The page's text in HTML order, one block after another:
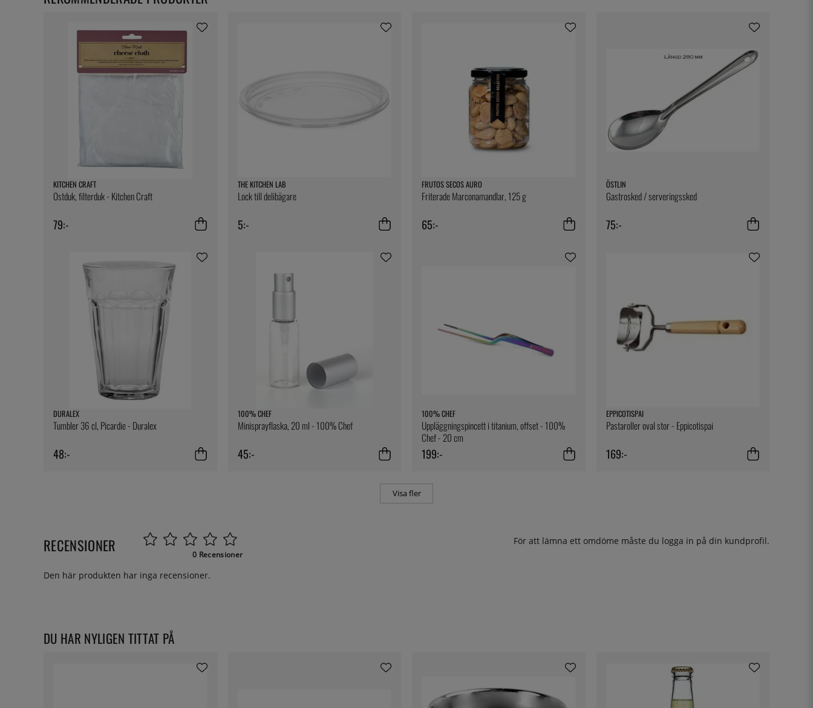
KITCHEN CRAFT
Ostduk, filterduk - Kitchen Craft
79:-
THE KITCHEN LAB
Lock till delibägare
5:-
FRUTOS SECOS AURO
Friterade Marconamandlar, 125 g
65:-
ÖSTLIN
Gastrosked / serveringssked
75:-
DURALEX
Tumbler 36 cl, Picardie - Duralex
48:-
100% CHEF
Minisprayflaska, 20 ml - 100% Chef
45:-
100% CHEF
Uppläggningspincett i titanium, offset - 100%
Chef - 20 cm
199:-
EPPICOTISPAI
Pastaroller oval stor - Eppicotispai
169:-
Visa fler
RECENSIONER 0 Recensioner
För att lämna ett omdöme måste du logga in på din kundprofil.
Den här produkten har inga recensioner.
DU HAR NYLIGEN TITTAT PÅ